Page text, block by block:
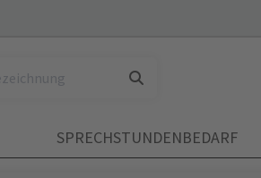
SPRECHSTUNDENBEDARF